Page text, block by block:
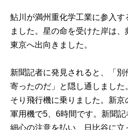
鮎川が満州重化学工業に参入
ました。星の命を受けた岸は
東京へ出向きました。
新聞記者に発見されると、「
寄ったのだ」と隠し通しました
そり飛行機に乗りました。新
軍用機で5、6時間です。新聞
細心の注意を払い、日比谷に立